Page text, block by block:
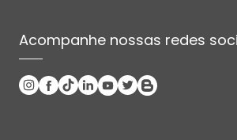
Acompanhe nossas redes